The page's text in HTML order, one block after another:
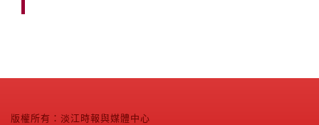
版權所有：淡江時報與媒體中心